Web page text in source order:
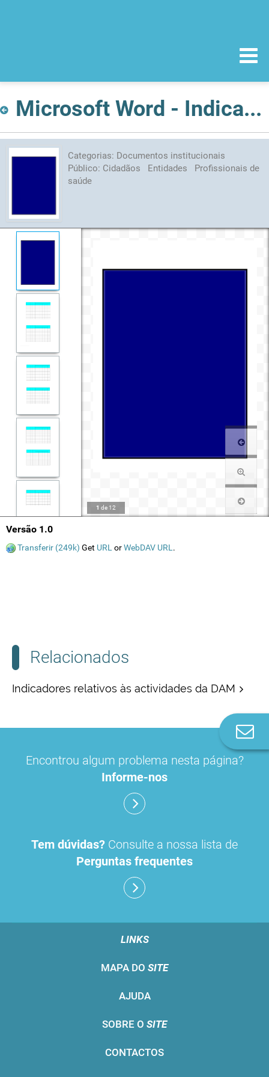
Microsoft Word - Indicadores_apifarma_Julho_2011.pdf
Categorias: Documentos institucionais
Público: Cidadãos Entidades
Profissionais de
saúde
1 de 12
Versão 1.0
Transferir (249k) Get URL orWebDAV URL .
Relacionados
Indicadores relativos às actividades da DAM
Encontrou algum problema nesta página?
Informe-nos
Tem dúvidas? Consulte a nossa lista de
Perguntas frequentes
LINKS
MAPA DO SITE
AJUDA
SOBRE O SITE
CONTACTOS